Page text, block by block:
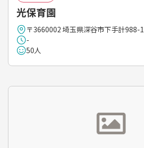
光保育園
〒3660002 埼玉県深谷市下手計988-1
-
50人